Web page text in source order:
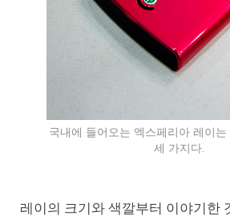
국내에 들어오는 엑스페리아 레이
세 가지다.
레이의 크기와 색깔부터 이야기한